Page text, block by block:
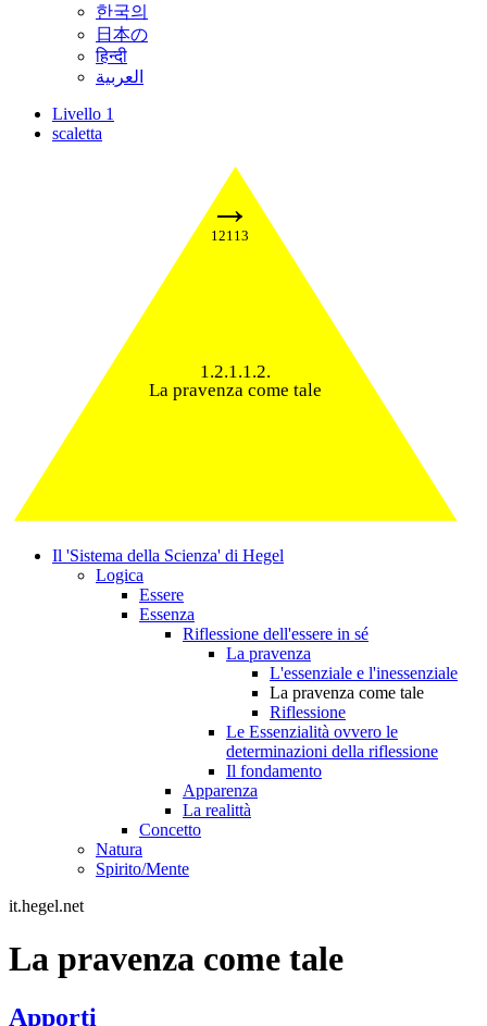
한국의
日本の
हिन्दी
العربية
Livello 1
scaletta
1.2.1.1.2.
La pravenza come tale
→
12113
Il 'Sistema della Scienza' di Hegel
Logica
Essere
Essenza
Riflessione dell'essere in sé
La pravenza
L'essenziale e l'inessenziale
La pravenza come tale
Riflessione
Le Essenzialità ovvero le
determinazioni della riflessione
Il fondamento
Apparenza
La realittà
Concetto
Natura
Spirito/Mente
it.hegel.net
La pravenza come tale
Apporti